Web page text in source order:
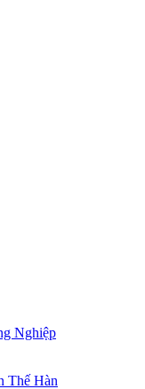
Nghiệp
Thế Hàn